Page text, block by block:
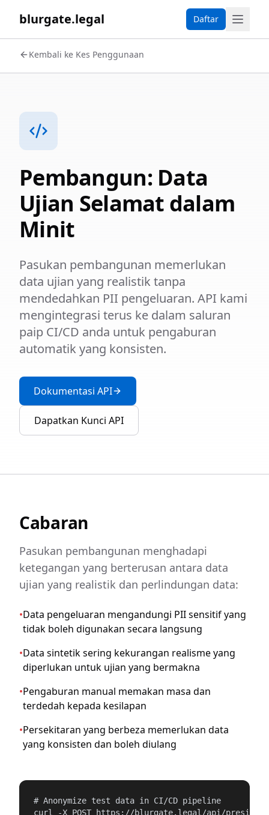
blurgate.legal Daftar
Kembali ke Kes Penggunaan
Pembangun: Data
Ujian Selamat dalam
Minit
Pasukan pembangunan memerlukan
data ujian yang realistik tanpa
mendedahkan PII pengeluaran. API kami
mengintegrasi terus ke dalam saluran
paip CI/CD anda untuk pengaburan
automatik yang konsisten.
Dokumentasi API
Dapatkan Kunci API
Cabaran
Pasukan pembangunan menghadapi
ketegangan yang berterusan antara data
ujian yang realistik dan perlindungan data:
•Data pengeluaran mengandungi PII sensitif yang
tidak boleh digunakan secara langsung
•Data sintetik sering kekurangan realisme yang
diperlukan untuk ujian yang bermakna
•Pengaburan manual memakan masa dan
terdedah kepada kesilapan
•Persekitaran yang berbeza memerlukan data
yang konsisten dan boleh diulang
# Anonymize test data in CI/CD pipeline
curl -X POST https://blurgate.legal/api/presidio/